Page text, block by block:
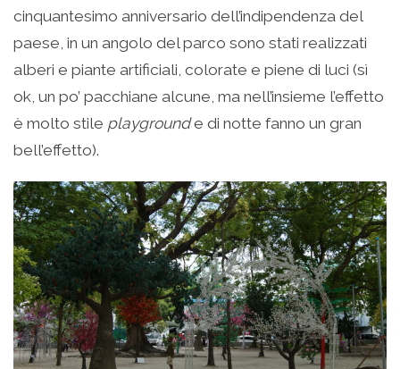
cinquantesimo anniversario dell’indipendenza del
paese, in un angolo del parco sono stati realizzati
alberi e piante artificiali, colorate e piene di luci (sì
ok, un po’ pacchiane alcune, ma nell’insieme l’effetto
è molto stile playgrounde di notte fanno un gran
bell’effetto).